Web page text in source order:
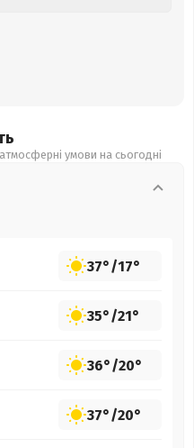
умови на сьогодні
37°/17°
35°/21°
36°/20°
37°/20°